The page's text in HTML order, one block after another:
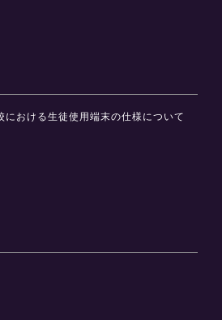
おける生徒使用端末の仕様について